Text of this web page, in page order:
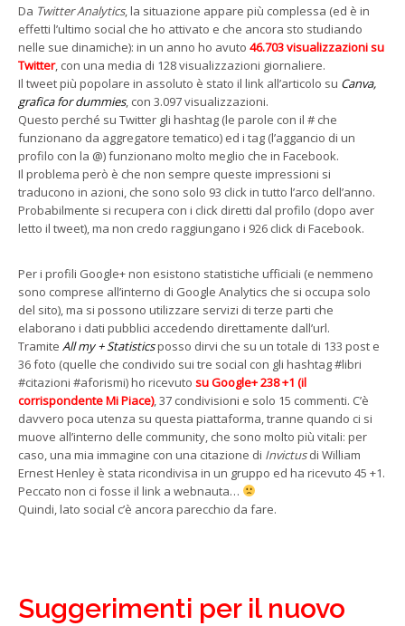
Da Twitter Analytics, la situazione appare più complessa (ed è in
effetti l’ultimo social che ho attivato e che ancora sto studiando
nelle sue dinamiche): in un anno ho avuto 46.703 visualizzazioni su
Twitter, con una media di 128 visualizzazioni giornaliere.
Il tweet più popolare in assoluto è stato il link all’articolo su Canva,
grafica for dummies, con 3.097 visualizzazioni.
Questo perché su Twitter gli hashtag (le parole con il # che
funzionano da aggregatore tematico) ed i tag (l’aggancio di un
profilo con la @) funzionano molto meglio che in Facebook.
Il problema però è che non sempre queste impressioni si
traducono in azioni, che sono solo 93 click in tutto l’arco dell’anno.
Probabilmente si recupera con i click diretti dal profilo (dopo aver
letto il tweet), ma non credo raggiungano i 926 click di Facebook.
Per i profili Google+ non esistono statistiche ufficiali (e nemmeno
sono comprese all’interno di Google Analytics che si occupa solo
del sito), ma si possono utilizzare servizi di terze parti che
elaborano i dati pubblici accedendo direttamente dall’url.
Tramite All my + Statisticsposso dirvi che su un totale di 133 post e
36 foto (quelle che condivido sui tre social con gli hashtag #libri
#citazioni #aforismi) ho ricevuto su Google+ 238 +1 (il
corrispondente Mi Piace), 37 condivisioni e solo 15 commenti. C’è
davvero poca utenza su questa piattaforma, tranne quando ci si
muove all’interno delle community, che sono molto più vitali: per
caso, una mia immagine con una citazione di Invictusdi William
Ernest Henley è stata ricondivisa in un gruppo ed ha ricevuto 45 +1.
Peccato non ci fosse il link a webnauta…
Quindi, lato social c’è ancora parecchio da fare.
Suggerimenti per il nuovo